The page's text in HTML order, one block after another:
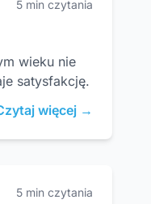
5 min czytania
wieku nie
satysfakcję.
więcej →
5 min czytania